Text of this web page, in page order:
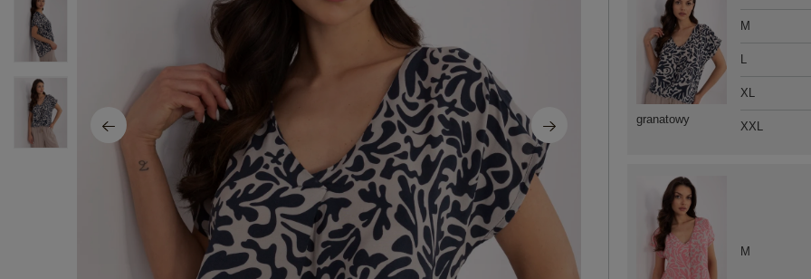
M
granatowy
M
L
XL
XXL